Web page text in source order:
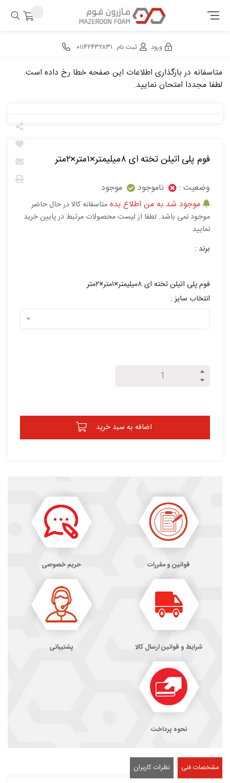
ورود ثبت نام ۰۱۱۴۲۴۳۲۸۳۱
متاسفانه در بارگذاری اطلاعات این صفحه خطا رخ داده است.
لطفا مجددا امتحان نمایید.
فوم پلی اتیلن تخته ای ۸میلیمتر×۱متر×۲متر
وضعیت : ناموجود
موجود
موجود شد به من اطلاع بده متاسفانه کالا در حال حاضر
موجود نمی باشد. لطفا از لیست محصولات مرتبط در پایین خرید
نمایید
برند :
فوم پلی اتیلن تخته ای ۸میلیمتر×۱متر×۲متر
انتخاب سایز :
اضافه به سبد خرید
قوانین و مقررات حریم خصوصی
شرایط و قوانین ارسال کالا پشتیبانی
نحوه پرداخت
مشخصات فنی نظرات کاربران